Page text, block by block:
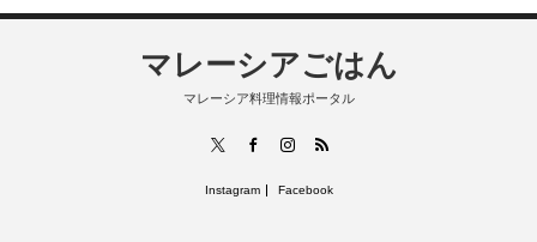
マレーシアごはん
マレーシア料理情報ポータル
FacebookInstagram
RSS
Instagram Facebook